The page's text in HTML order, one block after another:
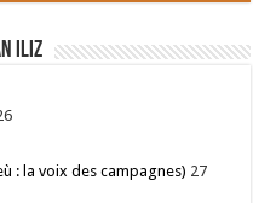
Iliz
: la voix des campagnes) 27